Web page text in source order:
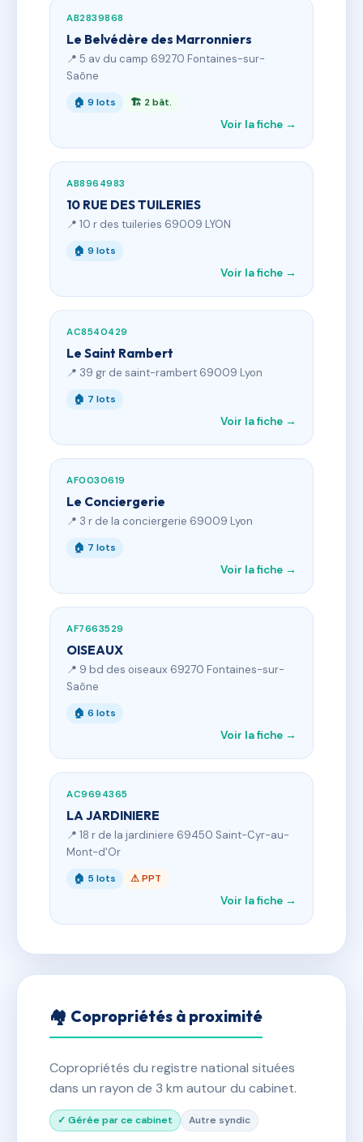
AB2839868
Le Belvédère des Marronniers
📍 5 av du camp 69270 Fontaines-sur-
Saône
🏠 9 lots 🏗 2 bât.
Voir la fiche →
AB8964983
10 RUE DES TUILERIES
📍 10 r des tuileries 69009 LYON
🏠 9 lots
Voir la fiche →
AC8540429
Le Saint Rambert
📍 39 gr de saint-rambert 69009 Lyon
🏠 7 lots
Voir la fiche →
AF0030619
Le Conciergerie
📍 3 r de la conciergerie 69009 Lyon
🏠 7 lots
Voir la fiche →
AF7663529
OISEAUX
📍 9 bd des oiseaux 69270 Fontaines-sur-
Saône
🏠 6 lots
Voir la fiche →
AC9694365
LA JARDINIERE
📍 18 r de la jardiniere 69450 Saint-Cyr-au-
Mont-d'Or
🏠 5 lots ⚠ PPT
Voir la fiche →
🏘 Copropriétés à proximité
Copropriétés du registre national situées
dans un rayon de 3 km autour du cabinet.
✓ Gérée par ce cabinet Autre syndic